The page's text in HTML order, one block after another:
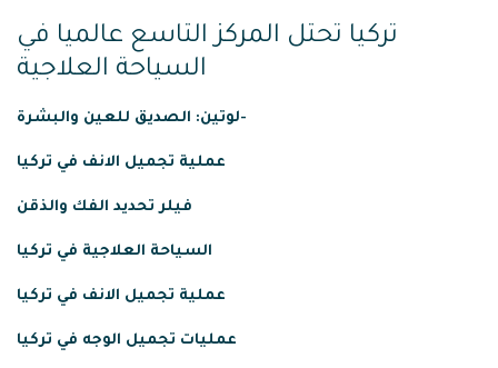
تركيا تحتل المركز التاسع عالميا في
السياحة العلاجية
لوتين: الصديق للعين والبشرة-
عملية تجميل الانف في تركيا
فيلر تحديد الفك والذقن
السياحة العلاجية في تركيا
عملية تجميل الانف في تركيا
عمليات تجميل الوجه في تركيا